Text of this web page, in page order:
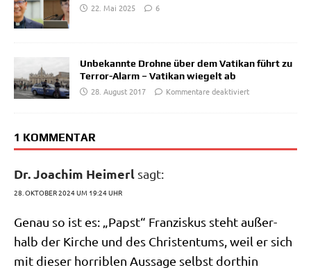
22. Mai 2025
6
Unbekannte Drohne über dem Vatikan führt zu
Terror-Alarm – Vatikan wiegelt ab
28. August 2017
Kommentare deaktiviert
1 KOMMENTAR
Dr. Joachim Heimerl sagt:
28. OKTOBER 2024 UM 19:24 UHR
Genau so ist es: „Papst“ Fran­zis­kus steht außer­
halb der Kir­che und des Chri­sten­tums, weil er sich
mit die­ser hor­ri­blen Aus­sa­ge selbst dort­hin